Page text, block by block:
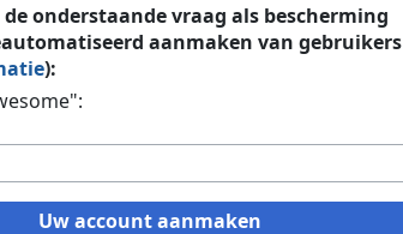
onderstaande vraag als bescherming
aanmaken van gebruikers
):
Uw account aanmaken